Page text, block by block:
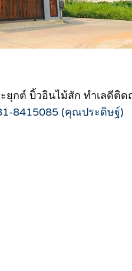
ยุกต์ บิ้วอินไม้สัก ทำเลดีติ
8415085 (คุณประดิษฐ์)